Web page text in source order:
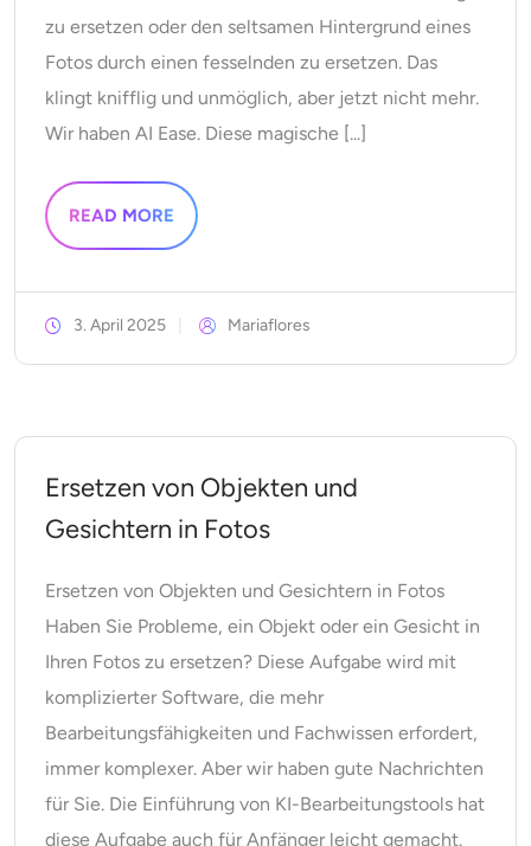
zu ersetzen oder den seltsamen Hintergrund eines
Fotos durch einen fesselnden zu ersetzen. Das
klingt knifflig und unmöglich, aber jetzt nicht mehr.
Wir haben AI Ease. Diese magische [...]
READ MORE
3. April 2025 Mariaflores
Ersetzen von Objekten und
Gesichtern in Fotos
Ersetzen von Objekten und Gesichtern in Fotos
Haben Sie Probleme, ein Objekt oder ein Gesicht in
Ihren Fotos zu ersetzen? Diese Aufgabe wird mit
komplizierter Software, die mehr
Bearbeitungsfähigkeiten und Fachwissen erfordert,
immer komplexer. Aber wir haben gute Nachrichten
für Sie. Die Einführung von KI-Bearbeitungstools hat
diese Aufgabe auch für Anfänger leicht gemacht.